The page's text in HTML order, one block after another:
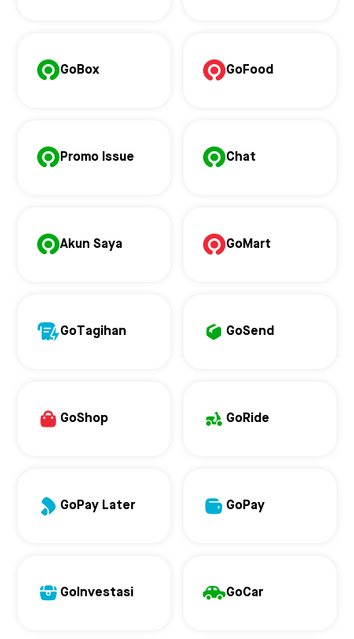
GoBox GoFood
Promo Issue Chat
Akun Saya GoMart
GoTagihan GoSend
GoShop GoRide
GoPay Later GoPay
GoInvestasi GoCar